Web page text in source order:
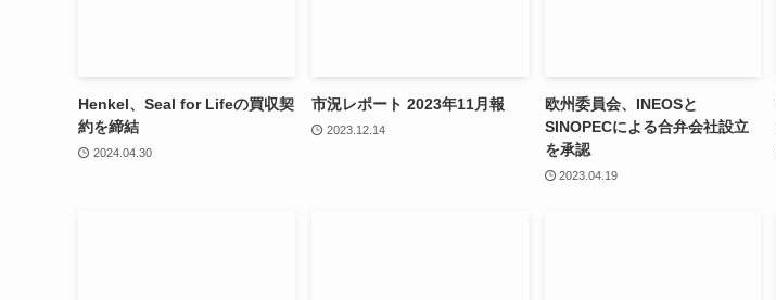
Henkel、Seal for Lifeの買収契
約を締結
2024.04.30
市況レポート 2023年11月報
2023.12.14
欧州委員会、INEOSと
SINOPECによる合弁会社設立
を承認
2023.04.19